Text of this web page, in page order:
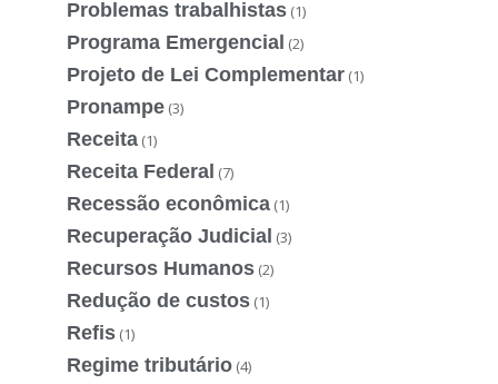
Problemas trabalhistas (1)
Programa Emergencial (2)
Projeto de Lei Complementar (1)
Pronampe (3)
Receita (1)
Receita Federal (7)
Recessão econômica (1)
Recuperação Judicial (3)
Recursos Humanos (2)
Redução de custos (1)
Refis (1)
Regime tributário (4)